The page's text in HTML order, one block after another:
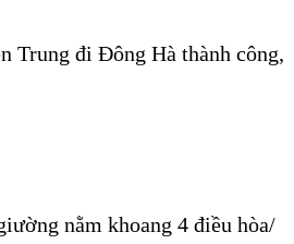
Trung đi Đông Hà thành công,
nằm khoang 4 điều hòa/